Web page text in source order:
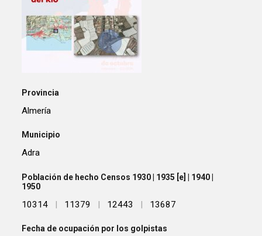
Provincia
Almería
Municipio
Adra
Población de hecho Censos 1930 | 1935 [e] | 1940 |
1950
10314 | 11379 | 12443 | 13687
Fecha de ocupación por los golpistas